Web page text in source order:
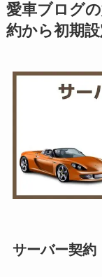
愛車ブログ
約から初期
サーバー契約